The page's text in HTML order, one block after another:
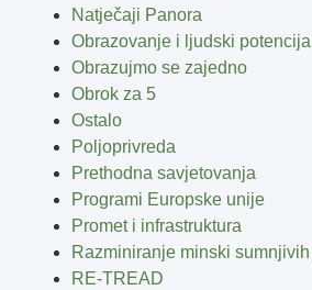
Natječaji Panora
Obrazovanje i ljudski
Obrazujmo se zajedno
Obrok za 5
Ostalo
Poljoprivreda
Prethodna savjetovanja
Programi Europske unije
Promet i infrastruktura
Razminiranje minski
RE-TREAD